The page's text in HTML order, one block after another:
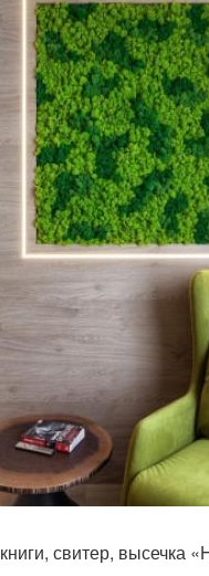
свитер, высечка